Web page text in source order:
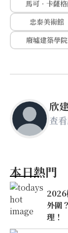
馬可．卡薩
忠泰美術館
廢墟建築學院
欣
查
本日熱門
2026
外圍
理！